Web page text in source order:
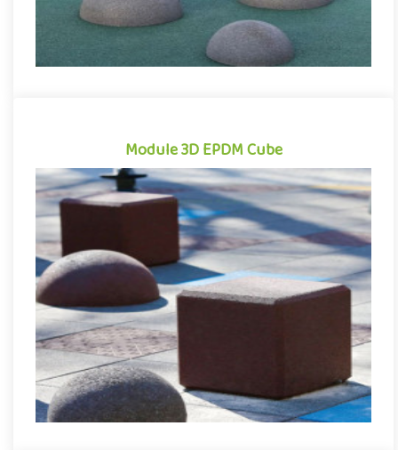
Module 3D EPDM Cube
Module 3D EPDM Cube
Modules en caoutchouc EPDM pour aménagements ludiques, les
cubes 3D permettent de compléter et de diversifier facilement
les ..